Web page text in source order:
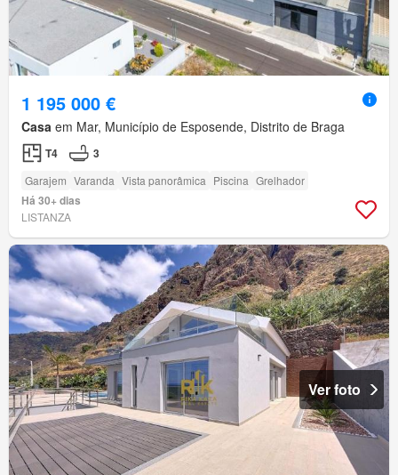
1 195 000 €
Casa em Mar, Município de Esposende, Distrito de Braga
T4 3
Garajem Varanda Vista panorâmica Piscina Grelhador
Há 30+ dias
LISTANZA
Ver foto